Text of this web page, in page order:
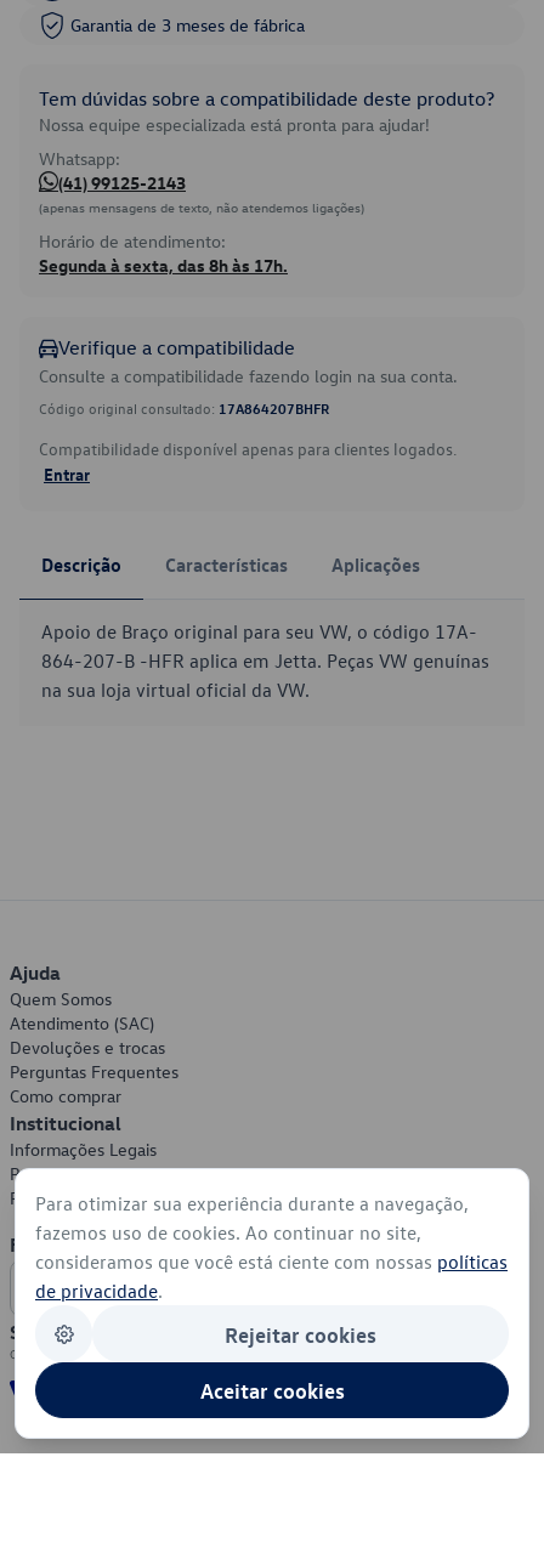
Garantia de 3 meses de fábrica
Tem dúvidas sobre a compatibilidade deste produto?
Nossa equipe especializada está pronta para ajudar!
Whatsapp:
(41) 99125-2143
(apenas mensagens de texto, não atendemos ligações)
Horário de atendimento:
Segunda à sexta, das 8h às 17h.
Verifique a compatibilidade
Consulte a compatibilidade fazendo login na sua conta.
Código original consultado: 17A864207BHFR
Compatibilidade disponível apenas para clientes logados.
Entrar
Descrição Características Aplicações
Apoio de Braço original para seu VW, o código 17A-
864-207-B -HFR aplica em Jetta. Peças VW genuínas
na sua loja virtual oficial da VW.
Ajuda
Quem Somos
Atendimento (SAC)
Devoluções e trocas
Perguntas Frequentes
Como comprar
Institucional
Informações Legais
Política de Privacidade
Política de Cookies
Formas de Pagamento
Segurança
Para otimizar sua experiência durante a navegação,
fazemos uso de cookies. Ao continuar no site,
consideramos que você está ciente com nossas políticas
de privacidade.
Rejeitar cookies
Aceitar cookies